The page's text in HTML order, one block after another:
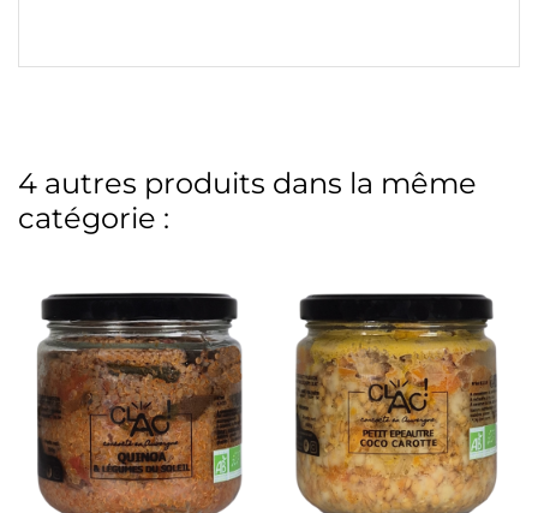
4 autres produits dans la même
catégorie :